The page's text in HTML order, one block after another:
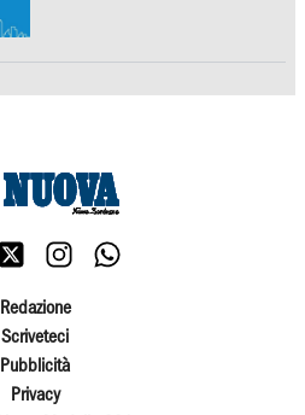
Redazione
Scriveteci
Pubblicità
Privacy